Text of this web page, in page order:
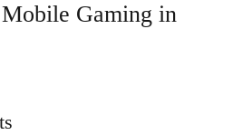
Gaming in